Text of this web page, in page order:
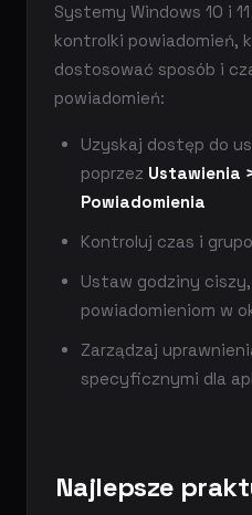
Systemy Windows 10 i
kontrolki powiadomień,
dostosować sposób i
powiadomień:
Uzyskaj dostęp do
poprzez Ustawienia
Powiadomienia
Kontroluj czas i
Ustaw godziny
powiadomieniom w
Zarządzaj
specyficznymi dla
Najlepsze